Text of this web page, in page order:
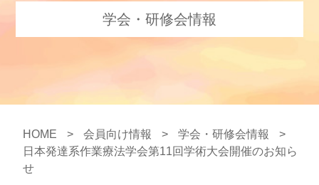
学会・研修会情報
HOME > 会員向け情報 > 学会・研修会情報
>
日本発達系作業療法学会第11回学術大会開催のお知ら
せ